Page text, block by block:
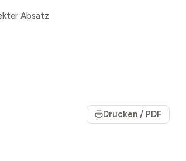
Absatz
Drucken / PDF